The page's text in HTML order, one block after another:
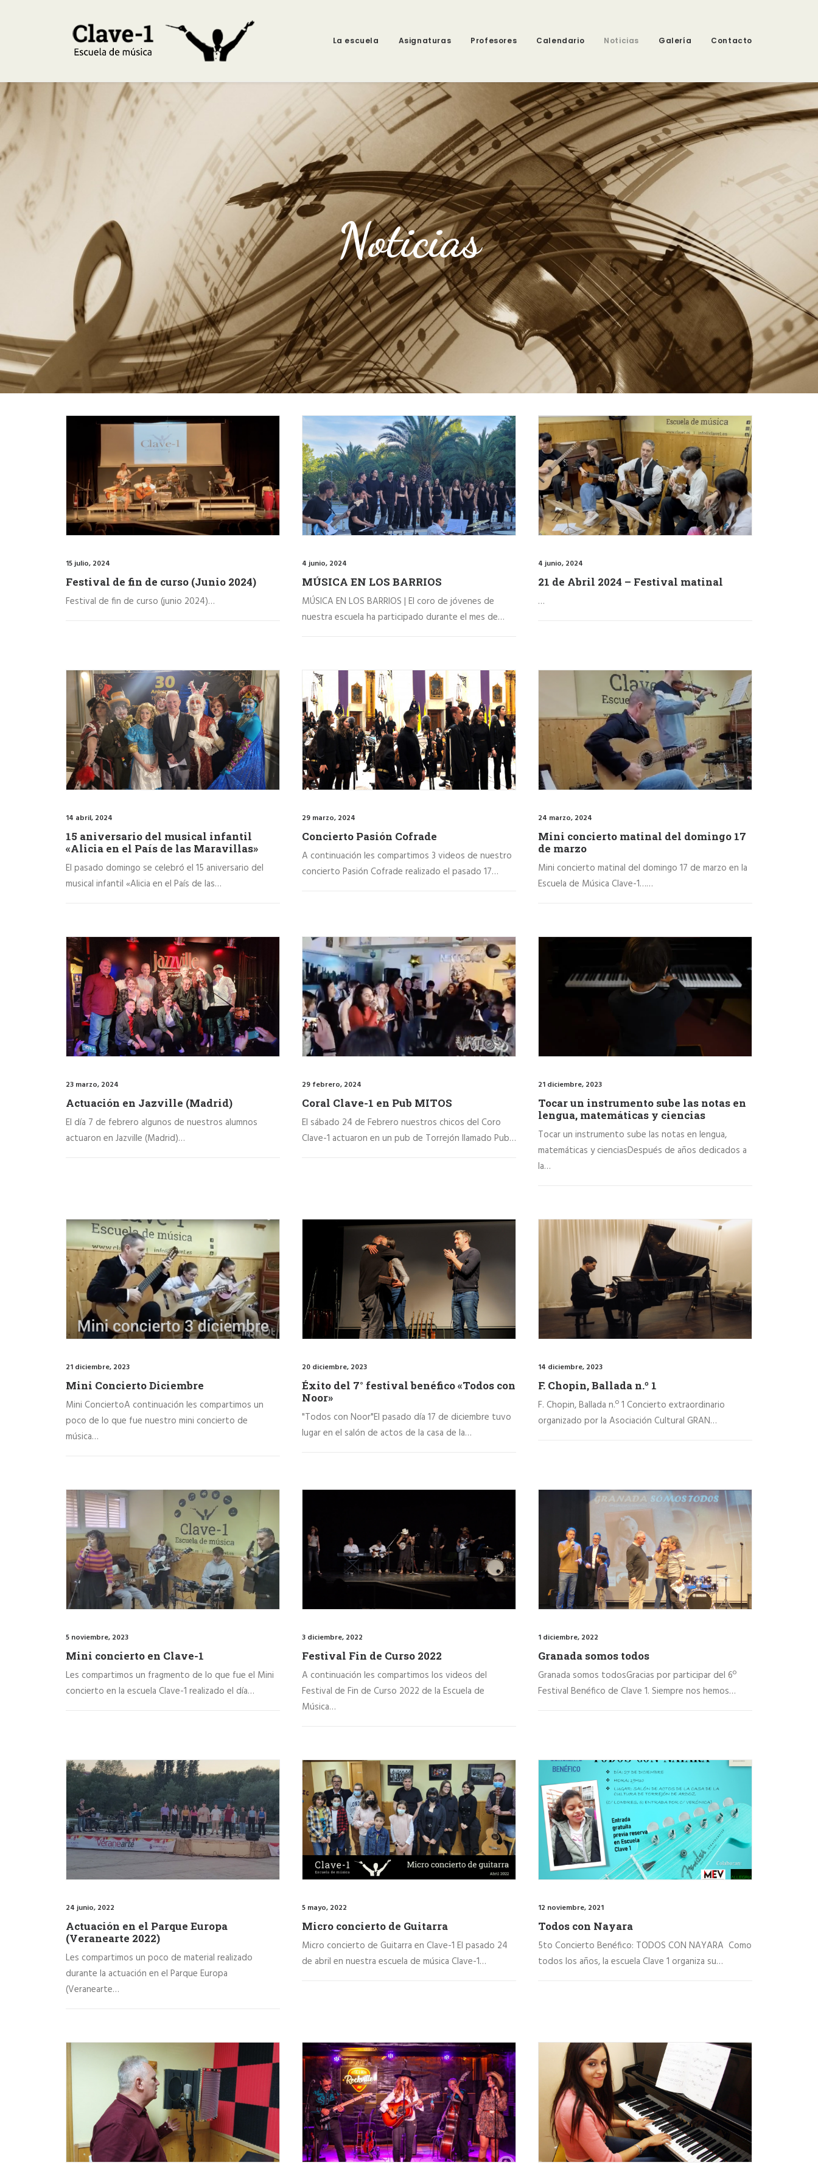
La escuela Asignaturas Profesores Calendario Noticias Galería Contacto
Noticias
15 julio, 2024
Festival de fin de curso (Junio 2024)
Festival de fin de curso (junio 2024)…
4 junio, 2024
MÚSICA EN LOS BARRIOS
MÚSICA EN LOS BARRIOS | El coro de jóvenes de
nuestra escuela ha participado durante el mes de…
4 junio, 2024
21 de Abril 2024 – Festival matinal
…
14 abril, 2024
15 aniversario del musical infantil
«Alicia en el País de las Maravillas»
El pasado domingo se celebró el 15 aniversario del
musical infantil «Alicia en el País de las…
29 marzo, 2024
Concierto Pasión Cofrade
A continuación les compartimos 3 videos de nuestro
concierto Pasión Cofrade realizado el pasado 17…
24 marzo, 2024
Mini concierto matinal del domingo 17
de marzo
Mini concierto matinal del domingo 17 de marzo en la
Escuela de Música Clave-1……
23 marzo, 2024
Actuación en Jazville (Madrid)
El día 7 de febrero algunos de nuestros alumnos
actuaron en Jazville (Madrid)…
29 febrero, 2024
Coral Clave-1 en Pub MITOS
El sábado 24 de Febrero nuestros chicos del Coro
Clave-1 actuaron en un pub de Torrejón llamado Pub…
21 diciembre, 2023
Tocar un instrumento sube las notas en
lengua, matemáticas y ciencias
Tocar un instrumento sube las notas en lengua,
matemáticas y cienciasDespués de años dedicados a
la…
21 diciembre, 2023
Mini Concierto Diciembre
Mini ConciertoA continuación les compartimos un
poco de lo que fue nuestro mini concierto de
música…
20 diciembre, 2023
Éxito del 7° festival benéfico «Todos con
Noor»
"Todos con Noor"El pasado día 17 de diciembre tuvo
lugar en el salón de actos de la casa de la…
14 diciembre, 2023
F. Chopin, Ballada n.º 1
F. Chopin, Ballada n.º 1 Concierto extraordinario
organizado por la Asociación Cultural GRAN…
5 noviembre, 2023
Mini concierto en Clave-1
Les compartimos un fragmento de lo que fue el Mini
concierto en la escuela Clave-1 realizado el día…
3 diciembre, 2022
Festival Fin de Curso 2022
A continuación les compartimos los videos del
Festival de Fin de Curso 2022 de la Escuela de
Música…
1 diciembre, 2022
Granada somos todos
Granada somos todosGracias por participar del 6º
Festival Benéfico de Clave 1. Siempre nos hemos…
24 junio, 2022
Actuación en el Parque Europa
(Veranearte 2022)
Les compartimos un poco de material realizado
durante la actuación en el Parque Europa
(Veranearte…
5 mayo, 2022
Micro concierto de Guitarra
Micro concierto de Guitarra en Clave-1 El pasado 24
de abril en nuestra escuela de música Clave-1…
12 noviembre, 2021
Todos con Nayara
5to Concierto Benéfico: TODOS CON NAYARA Como
todos los años, la escuela Clave 1 organiza su…